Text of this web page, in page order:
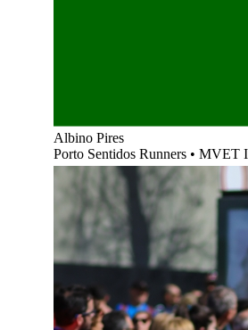
Albino Pires
Porto Sentidos Runners • MVET I